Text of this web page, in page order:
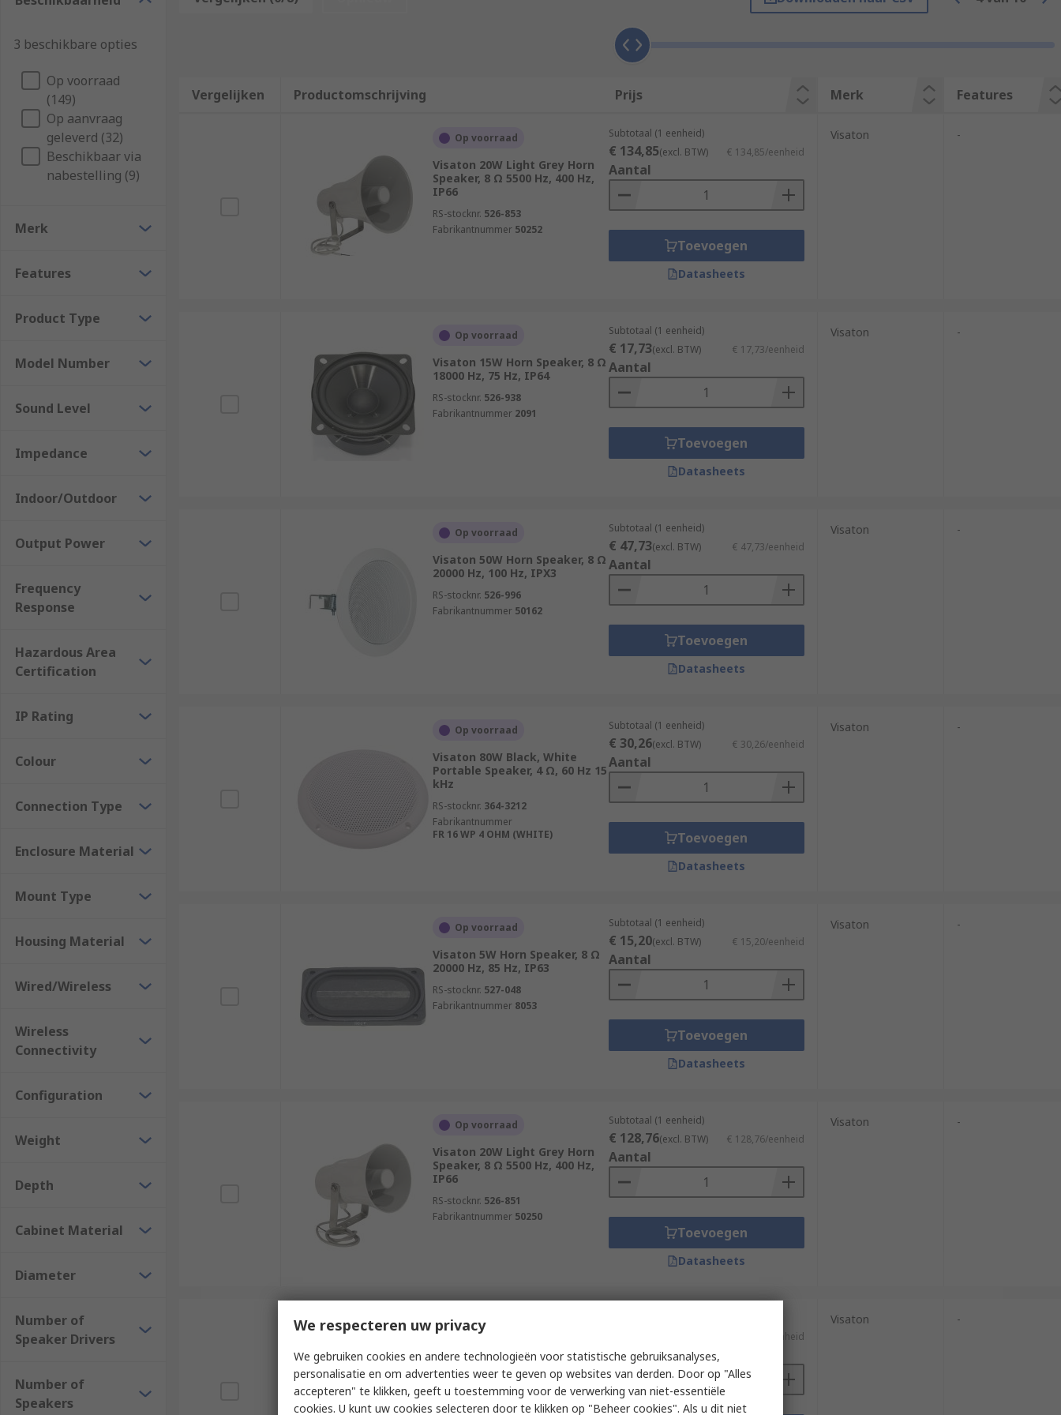
3 beschikbare opties
Op voorraad
(149)
Op aanvraag
geleverd (32)
Beschikbaar via
nabestelling (9)
Merk
Features
Product Type
Model Number
Sound Level
Impedance
Indoor/Outdoor
Output Power
Frequency
Response
Hazardous Area
Certification
IP Rating
Colour
Connection Type
Enclosure Material
Mount Type
Housing Material
Wired/Wireless
Wireless
Connectivity
Configuration
Weight
Depth
Cabinet Material
Diameter
Number of
Speaker Drivers
Number of
Speakers
Vergelijken Productomschrijving Prijs Merk Features
Op voorraad
Visaton 20W Light Grey Horn
Speaker, 8 Ω 5500 Hz, 400 Hz,
IP66
RS-stocknr. 526-853
Fabrikantnummer 50252
Subtotaal (1 eenheid)
€ 134,85(excl. BTW) € 134,85/eenheid
Aantal
Toevoegen
Datasheets
Visaton -
Op voorraad
Visaton 15W Horn Speaker, 8 Ω
18000 Hz, 75 Hz, IP64
RS-stocknr. 526-938
Fabrikantnummer 2091
Subtotaal (1 eenheid)
€ 17,73(excl. BTW) € 17,73/eenheid
Aantal
Toevoegen
Datasheets
Visaton -
Op voorraad
Visaton 50W Horn Speaker, 8 Ω
20000 Hz, 100 Hz, IPX3
RS-stocknr. 526-996
Fabrikantnummer 50162
Subtotaal (1 eenheid)
€ 47,73(excl. BTW) € 47,73/eenheid
Aantal
Toevoegen
Datasheets
Visaton -
Op voorraad
Visaton 80W Black, White
Portable Speaker, 4 Ω, 60 Hz 15
kHz
RS-stocknr. 364-3212
Fabrikantnummer
FR 16 WP 4 OHM (WHITE)
Subtotaal (1 eenheid)
€ 30,26(excl. BTW) € 30,26/eenheid
Aantal
Toevoegen
Datasheets
Visaton -
Op voorraad
Visaton 5W Horn Speaker, 8 Ω
20000 Hz, 85 Hz, IP63
RS-stocknr. 527-048
Fabrikantnummer 8053
Subtotaal (1 eenheid)
€ 15,20(excl. BTW) € 15,20/eenheid
Aantal
Toevoegen
Datasheets
Visaton -
Op voorraad
Visaton 20W Light Grey Horn
Speaker, 8 Ω 5500 Hz, 400 Hz,
IP66
RS-stocknr. 526-851
Fabrikantnummer 50250
Subtotaal (1 eenheid)
€ 128,76(excl. BTW) € 128,76/eenheid
Aantal
Toevoegen
Datasheets
Visaton -
Op voorraad
Visaton 30W Horn Speaker, 4 Ω
15000 Hz, 60 Hz
RS-stocknr.
526-847
4605
€ 24,41/eenheid
Aantal
Visaton -
We respecteren uw privacy
We gebruiken cookies en andere technologieën voor statistische gebruiksanalyses,
personalisatie en om advertenties weer te geven op websites van derden. Door op "Alles
accepteren" te klikken, geeft u toestemming voor de verwerking van niet-essentiële
cookies. U kunt uw cookies selecteren door te klikken op "Beheer cookies". Als u dit niet